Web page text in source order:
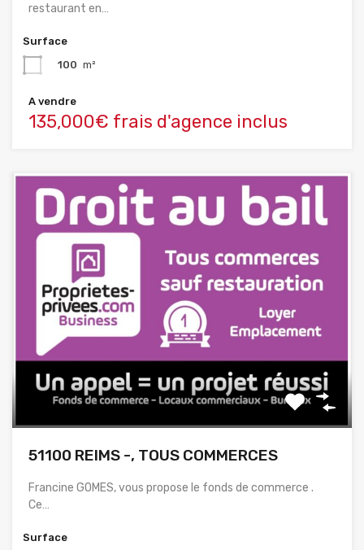
restaurant en…
Surface
100 m²
A vendre
135,000€ frais d'agence inclus
51100 REIMS -, TOUS COMMERCES
Francine GOMES, vous propose le fonds de commerce .
Ce…
Surface